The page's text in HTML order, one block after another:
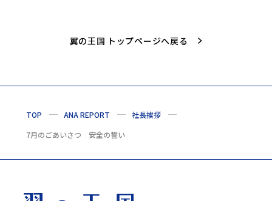
翼の王国 トップページへ戻る
TOP ANA REPORT
社長挨拶
7月のごあいさつ 安全の誓い